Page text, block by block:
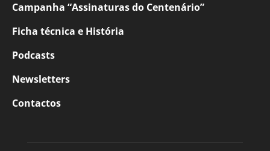
Campanha “Assinaturas do Centenário”
Ficha técnica e História
Podcasts
Newsletters
Contactos